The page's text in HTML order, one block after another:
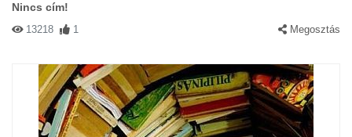
Nincs cím!
13218 1 Megosztás